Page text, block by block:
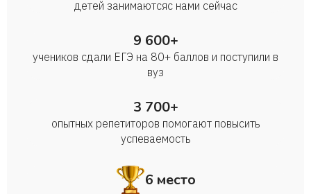
детей занимаются с нами сейчас
9 600+
учеников сдали ЕГЭ на 80+ баллов и поступили в
вуз
3 700+
опытных репетиторов помогают повысить
успеваемость
6 место